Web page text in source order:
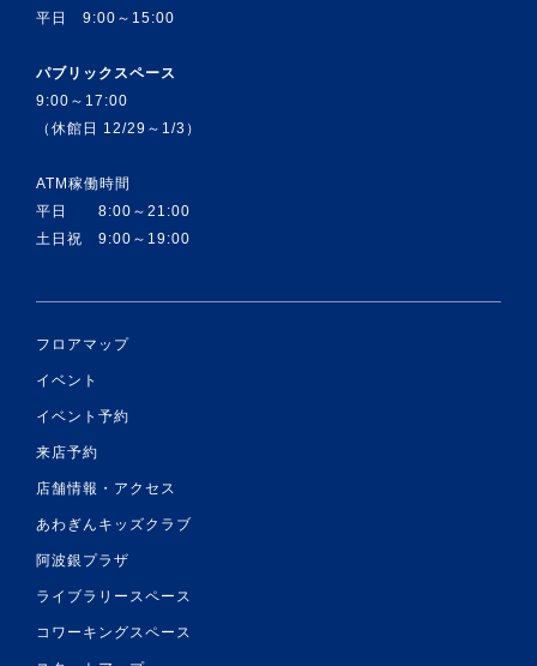
平日 9:00～15:00
パブリックスペース
9:00～17:00
（休館日 12/29～1/3）
ATM稼働時間
平日 8:00～21:00
土日祝 9:00～19:00
フロアマップ
イベント
イベント予約
来店予約
店舗情報・アクセス
あわぎんキッズクラブ
阿波銀プラザ
ライブラリースペース
コワーキングスペース